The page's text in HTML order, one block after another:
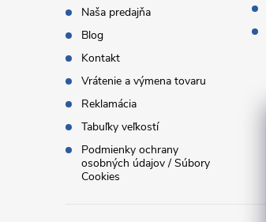
Naša predajňa
Blog
Kontakt
Vrátenie a výmena tovaru
Reklamácia
Tabuľky veľkostí
Podmienky ochrany
osobných údajov / Súbory
Cookies